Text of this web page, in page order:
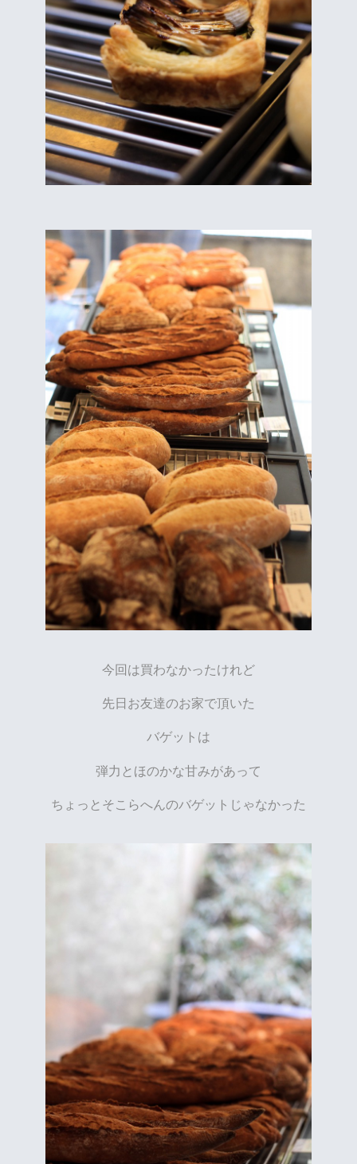
今回は買わなかったけれど
先日お友達のお家で頂いた
バゲットは
弾力とほのかな甘みがあって
ちょっとそこらへんのバゲットじゃなかった